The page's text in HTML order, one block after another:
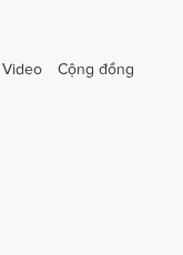
Video Cộng đồng